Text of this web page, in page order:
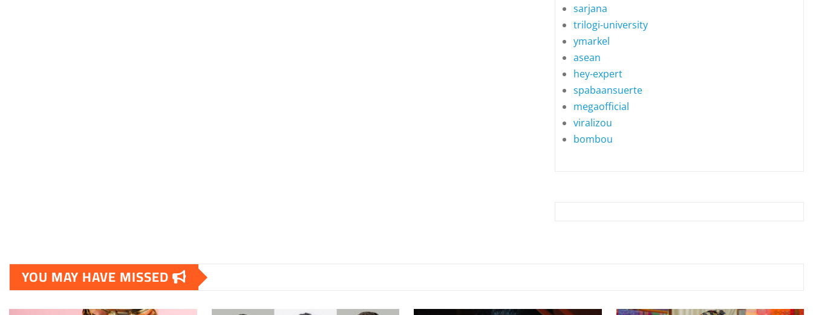
sarjana
trilogi-university
ymarkel
asean
hey-expert
spabaansuerte
megaofficial
viralizou
bombou
YOU MAY HAVE MISSED